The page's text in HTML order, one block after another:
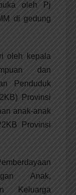
oleh Pj
di gedung
oleh kepala
dan
Penduduk
Provinsi
anak-anak
Provinsi
Anak,
Keluarga